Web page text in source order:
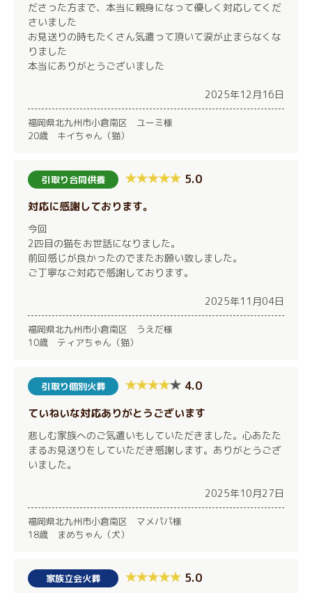
ださった方まで、本当に親身になって優しく対応してくだ
さいました
お見送りの時もたくさん気遣って頂いて涙が止まらなくな
りました
本当にありがとうございました
2025年12月16日
福岡県北九州市小倉南区 ユーミ様
20歳 キイちゃん（猫）
引取り合同供養 5.0
対応に感謝しております。
今回
2匹目の猫をお世話になりました。
前回感じが良かったのでまたお願い致しました。
ご丁寧なご対応で感謝しております。
2025年11月04日
福岡県北九州市小倉南区 うえだ様
10歳 ティアちゃん（猫）
引取り個別火葬 4.0
ていねいな対応ありがとうございます
悲しむ家族へのご気遣いもしていただきました。心あたた
まるお見送りをしていただき感謝します。ありがとうござ
いました。
2025年10月27日
福岡県北九州市小倉南区 マメパパ様
18歳 まめちゃん（犬）
家族立会火葬 5.0